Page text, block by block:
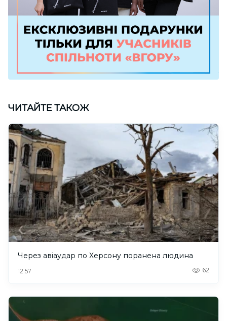
ЧИТАЙТЕ ТАКОЖ
Через авіаудар по Херсону поранена людина
12:57 62